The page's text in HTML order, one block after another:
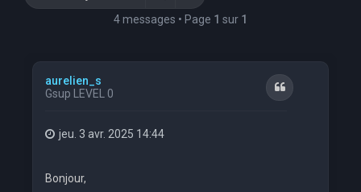
4 messages • Page 1 sur 1
aurelien_s
Gsup LEVEL 0
Citation
jeu. 3 avr. 2025 14:44
Bonjour,